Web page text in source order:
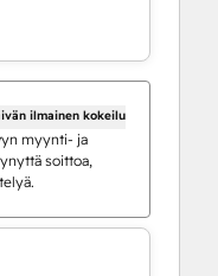
ilmainen kokeilu
myynti- ja
soittoa,